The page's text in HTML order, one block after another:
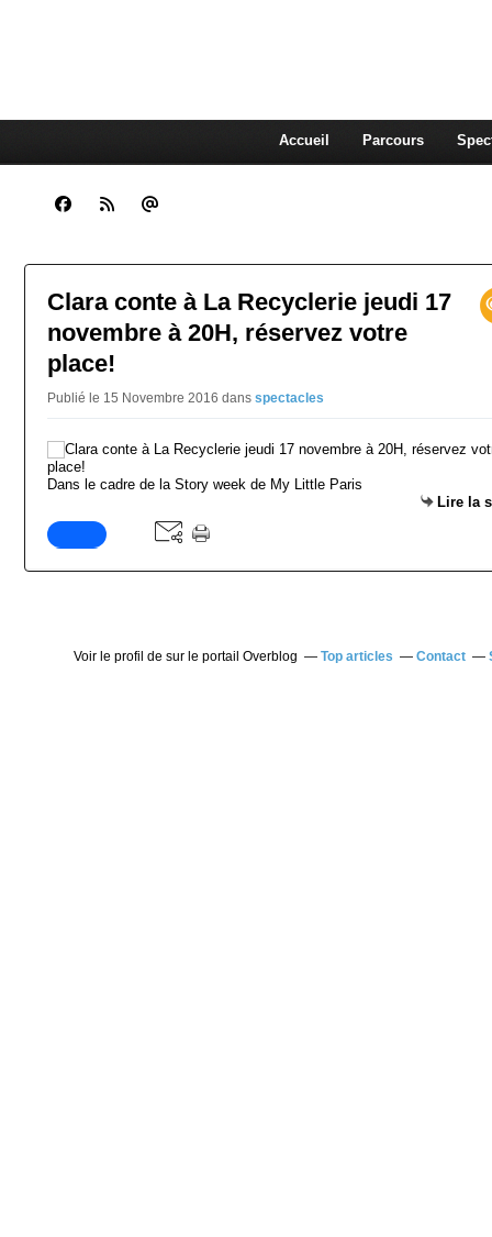
Accueil Parcours
Clara conte à La Recyclerie jeudi 17
novembre à 20H, réservez votre
place!
Publié le 15 Novembre 2016 dans spectacles
Dans le cadre de la Story week de My Little Paris
Lire la
Voir le profil de sur le portail Overblog Top articles Contact